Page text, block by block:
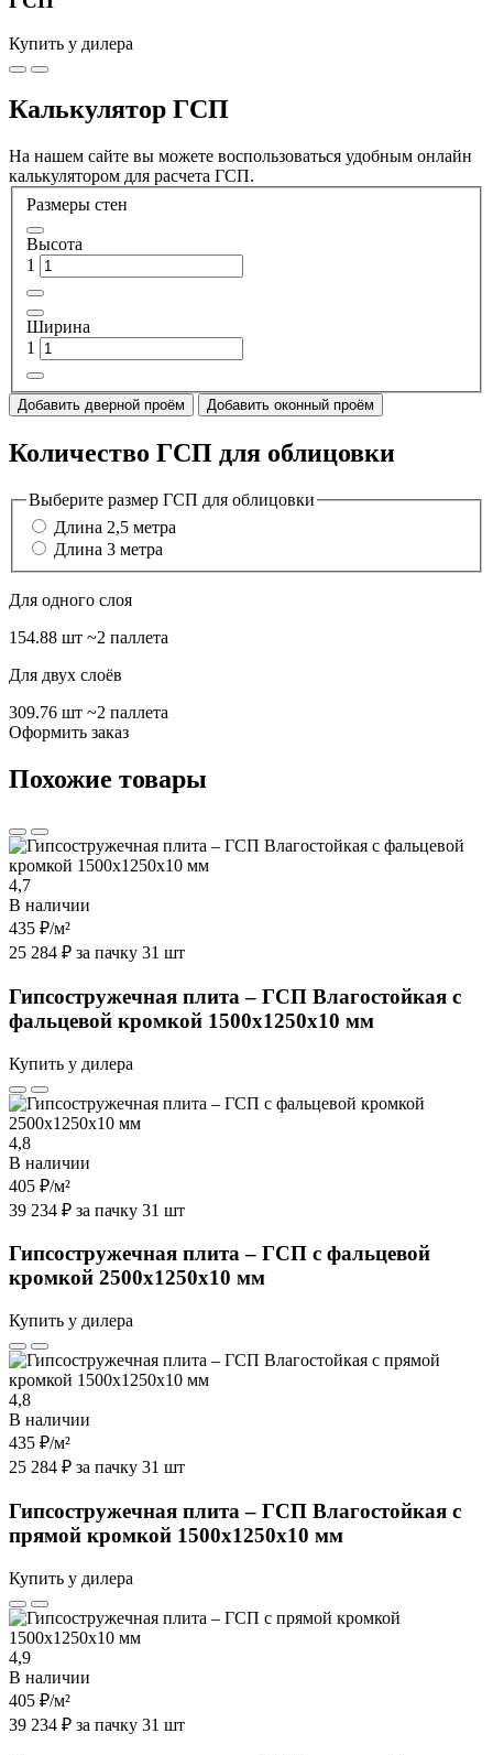
Купить у дилера
Калькулятор ГСП
На нашем сайте вы можете воспользоваться удобным онлайн
калькулятором для расчета ГСП.
Размеры стен
Высота
1
Ширина
1
Добавить дверной проём Добавить оконный проём
Количество ГСП для облицовки
Выберите размер ГСП для облицовки
Длина 2,5 метра
Длина 3 метра
Для одного слоя
154.88 шт ~2 паллета
Для двух слоёв
309.76 шт ~2 паллета
Оформить заказ
Похожие товары
4,7
В наличии
435 ₽/м²
25 284 ₽ за пачку 31 шт
Гипсостружечная плита – ГСП Влагостойкая с
фальцевой кромкой 1500х1250х10 мм
Купить у дилера
4,8
В наличии
405 ₽/м²
39 234 ₽ за пачку 31 шт
Гипсостружечная плита – ГСП с фальцевой
кромкой 2500х1250х10 мм
Купить у дилера
4,8
В наличии
435 ₽/м²
25 284 ₽ за пачку 31 шт
Гипсостружечная плита – ГСП Влагостойкая с
прямой кромкой 1500х1250х10 мм
Купить у дилера
4,9
В наличии
405 ₽/м²
39 234 ₽ за пачку 31 шт